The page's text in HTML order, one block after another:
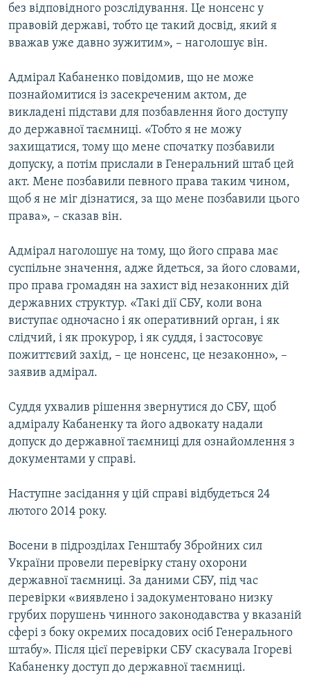
без відповідного розслідування. Це нонсенс у
правовій державі, тобто це такий досвід, який я
вважав уже давно зужитим», – наголошує він.
Адмірал Кабаненко повідомив, що не може
познайомитися із засекреченим актом, де
викладені підстави для позбавлення його доступу
до державної таємниці. «Тобто я не можу
захищатися, тому що мене спочатку позбавили
допуску, а потім прислали в Генеральний штаб цей
акт. Мене позбавили певного права таким чином,
щоб я не міг дізнатися, за що мене позбавили цього
права», – сказав він.
Адмірал наголошує на тому, що його справа має
суспільне значення, адже йдеться, за його словами,
про права громадян на захист від незаконних дій
державних структур. «Такі дії СБУ, коли вона
виступає одночасно і як оперативний орган, і як
слідчий, і як прокурор, і як суддя, і застосовує
пожиттєвий захід, – це нонсенс, це незаконно», –
заявив адмірал.
Суддя ухвалив рішення звернутися до СБУ, щоб
адміралу Кабаненку та його адвокату надали
допуск до державної таємниці для ознайомлення з
документами у справі.
Наступне засідання у цій справі відбудеться 24
лютого 2014 року.
Восени в підрозділах Генштабу Збройних сил
України провели перевірку стану охорони
державної таємниці. За даними СБУ, під час
перевірки «виявлено і задокументовано низку
грубих порушень чинного законодавства у вказаній
сфері з боку окремих посадових осіб Генерального
штабу». Після цієї перевірки СБУ скасувала Ігореві
Кабаненку доступ до державної таємниці.